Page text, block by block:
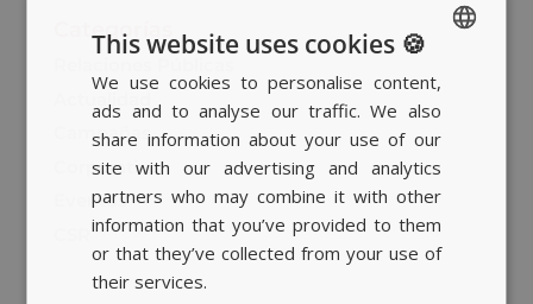
Categorías
Campañas
Corporativo
Eventos
SPANISH
BASQUE
CATALAN
ENGLISH
This website uses cookies 🍪
We use cookies to personalise content,
ads and to analyse our traffic. We also
share information about your use of our
site with our advertising and analytics
partners who may combine it with other
information that you’ve provided to them
or that they’ve collected from your use of
their services.